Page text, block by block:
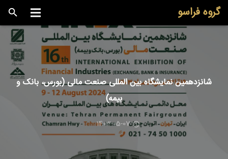
گروه فراسو
شانزدهمین نمایشگاه بین المللی صنعت مالی (بورس، بانک و
بیمه)
1403-05-07